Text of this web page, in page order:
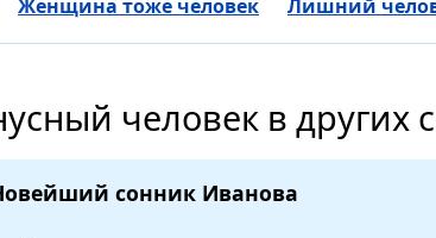
Женщина тоже человек
Лишний
человек в других
сонник Иванова